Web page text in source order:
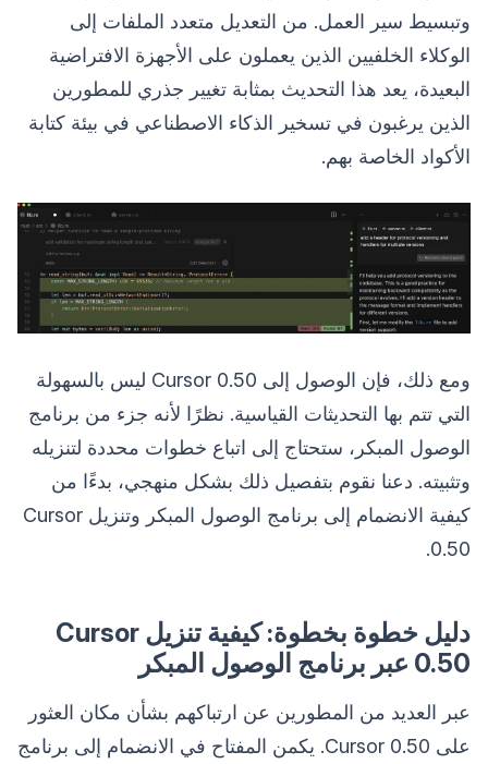
وتبسيط سير العمل. من التعديل متعدد الملفات إلى
الوكلاء الخلفيين الذين يعملون على الأجهزة الافتراضية
البعيدة، يعد هذا التحديث بمثابة تغيير جذري للمطورين
الذين يرغبون في تسخير الذكاء الاصطناعي في بيئة كتابة
الأكواد الخاصة بهم.
ومع ذلك، فإن الوصول إلى Cursor 0.50 ليس بالسهولة
التي تتم بها التحديثات القياسية. نظرًا لأنه جزء من برنامج
الوصول المبكر، ستحتاج إلى اتباع خطوات محددة لتنزيله
وتثبيته. دعنا نقوم بتفصيل ذلك بشكل منهجي، بدءًا من
كيفية الانضمام إلى برنامج الوصول المبكر وتنزيل Cursor
0.50.
دليل خطوة بخطوة: كيفية تنزيل Cursor
0.50 عبر برنامج الوصول المبكر
عبر العديد من المطورين عن ارتباكهم بشأن مكان العثور
على Cursor 0.50. يكمن المفتاح في الانضمام إلى برنامج